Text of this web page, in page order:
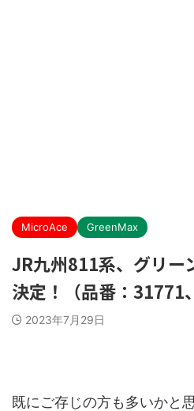
MicroAce GreenMax
JR九州811系、グリー
決定！（品番：31771
2023年7月29日
既にご存じの方も多いかと